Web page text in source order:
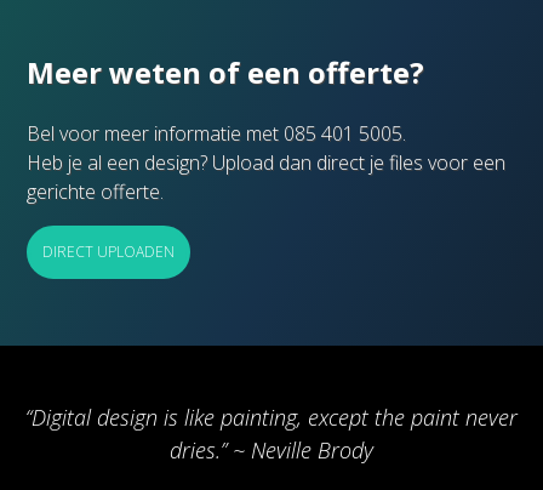
Meer weten of een offerte?
Bel voor meer informatie met 085 401 5005.
Heb je al een design? Upload dan direct je files voor een
gerichte offerte.
DIRECT UPLOADEN
“Digital design is like painting, except the paint never
dries.” ~ Neville Brody